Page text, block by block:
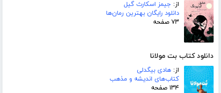
از: جیمز اسکارث گیل
دانلود رایگان بهترین رمان‌ها
۷۳ صفحه
دانلود کتاب بت مولانا
از: هادی بیگدلی
کتاب‌های اندیشه و مذهب
۱۳۴ صفحه